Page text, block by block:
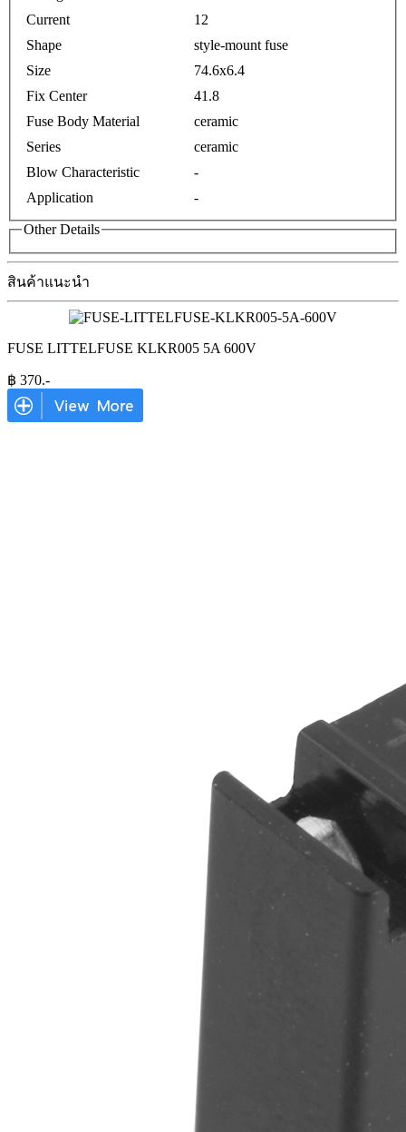
Current
12
Shape
style-mount fuse
Size
74.6x6.4
Fix Center
41.8
Fuse Body Material
ceramic
Series
ceramic
Blow Characteristic
-
Application
-
Other Details
สินค้าแนะนำ
FUSE LITTELFUSE KLKR005 5A 600V
฿ 370.-